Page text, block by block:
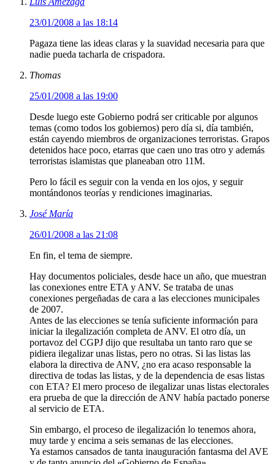
23/01/2008 a las 18:14
Pagaza tiene las ideas claras y la suavidad necesaria para que
nadie pueda tacharla de crispadora.
Thomas
25/01/2008 a las 19:00
Desde luego este Gobierno podrá ser criticable por algunos
temas (como todos los gobiernos) pero día si, día también,
están cayendo miembros de organizaciones terroristas. Grapos
detenidos hace poco, etarras que caen uno tras otro y además
terroristas islamistas que planeaban otro 11M.
Pero lo fácil es seguir con la venda en los ojos, y seguir
montándonos teorías y rendiciones imaginarias.
José María
26/01/2008 a las 21:08
En fin, el tema de siempre.
Hay documentos policiales, desde hace un año, que muestran
las conexiones entre ETA y ANV. Se trataba de unas
conexiones pergeñadas de cara a las elecciones municipales
de 2007.
Antes de las elecciones se tenía suficiente información para
iniciar la ilegalización completa de ANV. El otro día, un
portavoz del CGPJ dijo que resultaba un tanto raro que se
pidiera ilegalizar unas listas, pero no otras. Si las listas las
elabora la directiva de ANV, ¿no era acaso responsable la
directiva de todas las listas, y de la dependencia de esas listas
con ETA? El mero proceso de ilegalizar unas listas electorales
era prueba de que la dirección de ANV había pactado ponerse
al servicio de ETA.
Sin embargo, el proceso de ilegalización lo tenemos ahora,
muy tarde y encima a seis semanas de las elecciones.
Ya estamos cansados de tanta inauguración fantasma del AVE